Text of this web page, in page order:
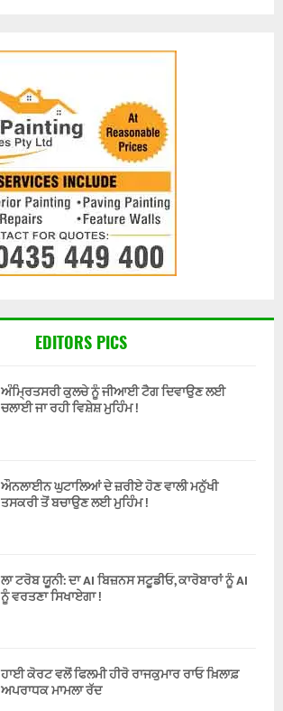
EDITORS PICS
ਅੰਮ੍ਰਿਤਸਰੀ ਕੁਲਚੇ ਨੂੰ ਜੀਆਈ ਟੈਗ ਦਿਵਾਉਣ ਲਈ
ਚਲਾਈ ਜਾ ਰਹੀ ਵਿਸ਼ੇਸ਼ ਮੁਹਿੰਮ !
ਔਨਲਾਈਨ ਘੁਟਾਲਿਆਂ ਦੇ ਜ਼ਰੀਏ ਹੋਣ ਵਾਲੀ ਮਨੁੱਖੀ
ਤਸਕਰੀ ਤੋਂ ਬਚਾਉਣ ਲਈ ਮੁਹਿੰਮ !
ਲਾ ਟਰੋਬ ਯੂਨੀ: ਦਾ AI ਬਿਜ਼ਨਸ ਸਟੂਡੀਓ, ਕਾਰੋਬਾਰਾਂ ਨੂੰ AI
ਨੂੰ ਵਰਤਣਾ ਸਿਖਾਏਗਾ !
ਹਾਈ ਕੋਰਟ ਵਲੋਂ ਫਿਲਮੀ ਹੀਰੋ ਰਾਜਕੁਮਾਰ ਰਾਓ ਖ਼ਿਲਾਫ਼
ਅਪਰਾਧਕ ਮਾਮਲਾ ਰੱਦ